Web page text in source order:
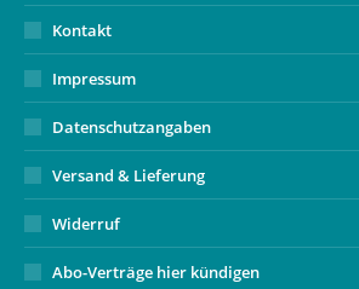
Kontakt
Impressum
Datenschutzangaben
Versand & Lieferung
Widerruf
Abo-Verträge hier kündigen